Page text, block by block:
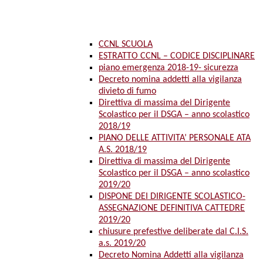
CCNL SCUOLA
ESTRATTO CCNL – CODICE DISCIPLINARE
piano emergenza 2018-19- sicurezza
Decreto nomina addetti alla vigilanza
divieto di fumo
Direttiva di massima del Dirigente
Scolastico per il DSGA – anno scolastico
2018/19
PIANO DELLE ATTIVITA’ PERSONALE ATA
A.S. 2018/19
Direttiva di massima del Dirigente
Scolastico per il DSGA – anno scolastico
2019/20
DISPONE DEI DIRIGENTE SCOLASTICO-
ASSEGNAZIONE DEFINITIVA CATTEDRE
2019/20
chiusure prefestive deliberate dal C.I.S.
a.s. 2019/20
Decreto Nomina Addetti alla vigilanza